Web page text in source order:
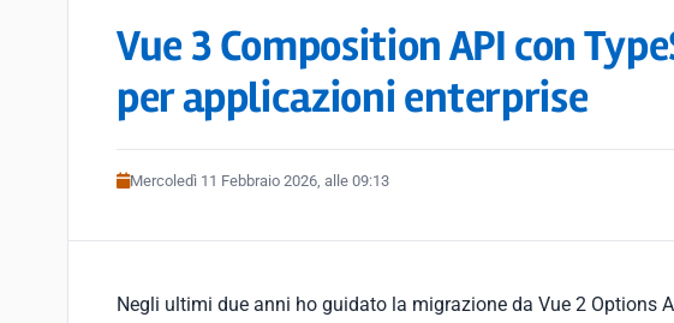
Vue 3 Composition API con
per applicazioni enterprise
Mercoledì 11 Febbraio 2026, alle 09:13
Negli ultimi due anni ho guidato la migrazione da Vue 2 Options